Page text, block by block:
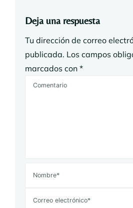
Deja una respuesta
Tu dirección de correo
publicada. Los campos
marcados con *